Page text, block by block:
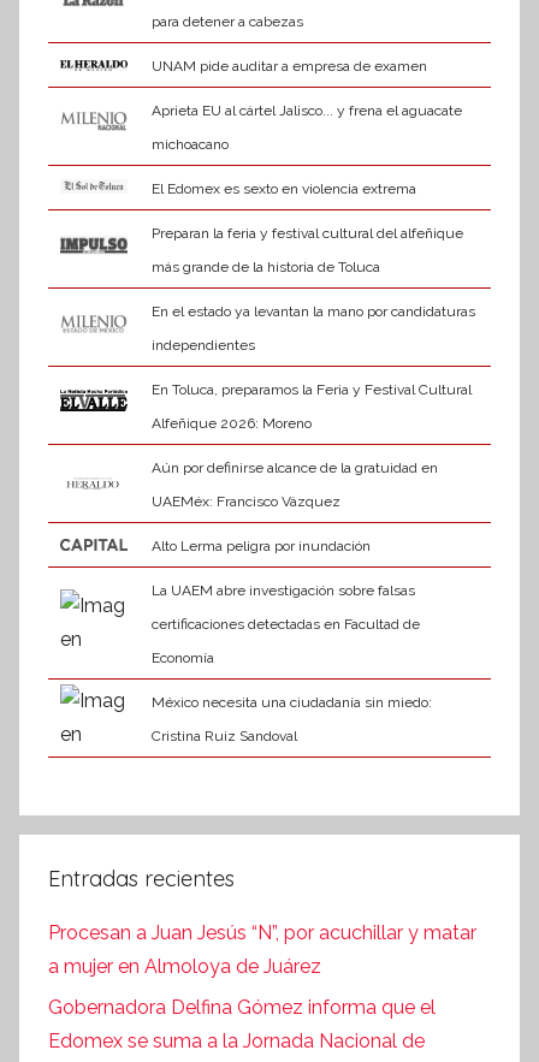
para detener a cabezas
UNAM pide auditar a empresa de examen
Aprieta EU al cártel Jalisco... y frena el aguacate
michoacano
El Edomex es sexto en violencia extrema
Preparan la feria y festival cultural del alfeñique
más grande de la historia de Toluca
En el estado ya levantan la mano por candidaturas
independientes
En Toluca, preparamos la Feria y Festival Cultural
Alfeñique 2026: Moreno
Aún por definirse alcance de la gratuidad en
UAEMéx: Francisco Vázquez
Alto Lerma peligra por inundación
La UAEM abre investigación sobre falsas
certificaciones detectadas en Facultad de
Economía
México necesita una ciudadanía sin miedo:
Cristina Ruiz Sandoval
Entradas recientes
Procesan a Juan Jesús “N”, por acuchillar y matar
a mujer en Almoloya de Juárez
Gobernadora Delfina Gómez informa que el
Edomex se suma a la Jornada Nacional de